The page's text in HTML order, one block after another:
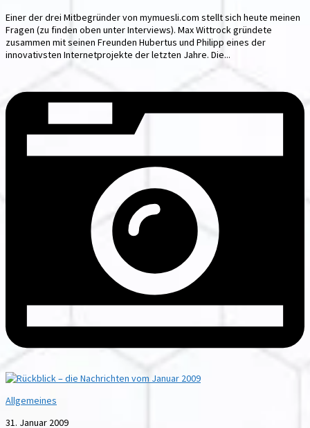
Einer der drei Mitbegründer von mymuesli.com stellt sich heute meinen
Fragen (zu finden oben unter Interviews). Max Wittrock gründete
zusammen mit seinen Freunden Hubertus und Philipp eines der
innovativsten Internetprojekte der letzten Jahre. Die...
Allgemeines
31. Januar 2009